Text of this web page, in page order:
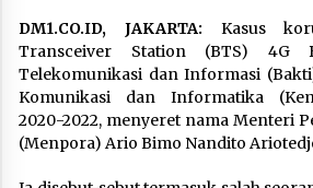
DM1.CO.ID, JAKARTA: Kasus
Transceiver Station (BTS) 4G
Telekomunikasi dan Informasi
Komunikasi dan Informatika
2020-2022, menyeret nama Menteri
(Menpora) Ario Bimo Nandito